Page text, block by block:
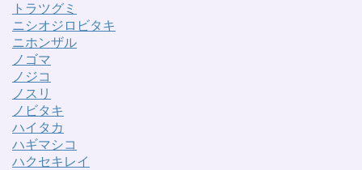
トラツグミ
ニシオジロビタキ
ニホンザル
ノゴマ
ノジコ
ノスリ
ノビタキ
ハイタカ
ハギマシコ
ハクセキレイ